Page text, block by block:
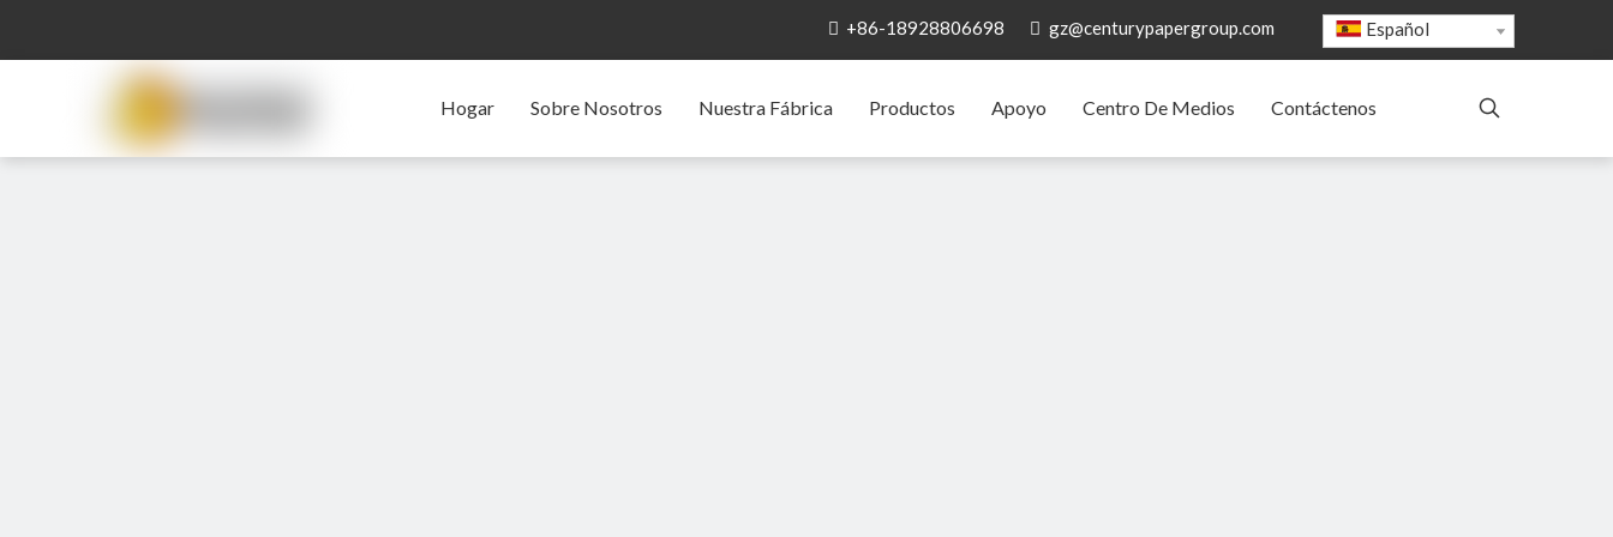
 +86-18928806698  gz@centurypapergroup.com Español
Hogar Sobre Nosotros Nuestra Fábrica Productos Apoyo Centro De Medios Contáctenos